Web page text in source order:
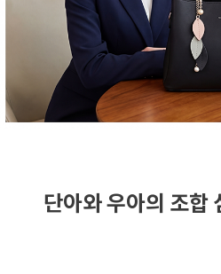
단아와 우아의 조합